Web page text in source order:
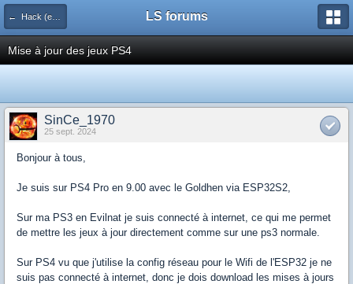
← Hack (exploits, homebrews...) LS forums
Mise à jour des jeux PS4
SinCe_1970
25 sept. 2024
Bonjour à tous,
Je suis sur PS4 Pro en 9.00 avec le Goldhen via ESP32S2,
Sur ma PS3 en Evilnat je suis connecté à internet, ce qui me permet
de mettre les jeux à jour directement comme sur une ps3 normale.
Sur PS4 vu que j'utilise la config réseau pour le Wifi de l'ESP32 je ne
suis pas connecté à internet, donc je dois download les mises à jours